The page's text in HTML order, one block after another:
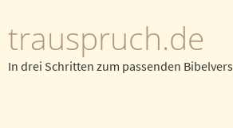
trauspruch.de
In drei Schritten zum passenden Bibelvers